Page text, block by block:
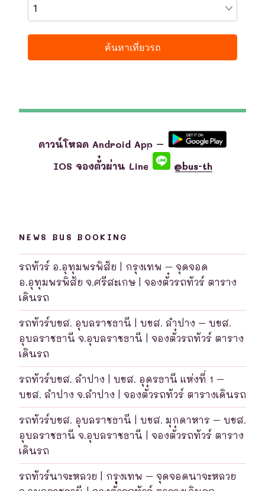
ดาวน์โหลด Android App –
IOS จองตั๋วผ่าน Line
@bus-th
NEWS BUS BOOKING
รถทัวร์ อ.อุทุมพรพิสัย | กรุงเทพ – จุดจอด
อ.อุทุมพรพิสัย จ.ศรีสะเกษ | จองตั๋วรถทัวร์ ตาราง
เดินรถ
รถทัวร์บขส. อุบลราชธานี | บขส. ลำปาง – บขส.
อุบลราชธานี จ.อุบลราชธานี | จองตั๋วรถทัวร์ ตาราง
เดินรถ
รถทัวร์บขส. ลำปาง | บขส. อุดรธานี แห่งที่ 1 –
บขส. ลำปาง จ.ลำปาง | จองตั๋วรถทัวร์ ตารางเดินรถ
รถทัวร์บขส. อุบลราชธานี | บขส. มุกดาหาร – บขส.
อุบลราชธานี จ.อุบลราชธานี | จองตั๋วรถทัวร์ ตาราง
เดินรถ
รถทัวร์นาจะหลวย | กรุงเทพ – จุดจอดนาจะหลวย